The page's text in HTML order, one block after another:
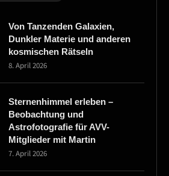
Von Tanzenden Galaxien,
Dunkler Materie und anderen
kosmischen Rätseln
8. April 2026
Sternenhimmel erleben –
Beobachtung und
Astrofotografie für AVV-
Mitglieder mit Martin
7. April 2026